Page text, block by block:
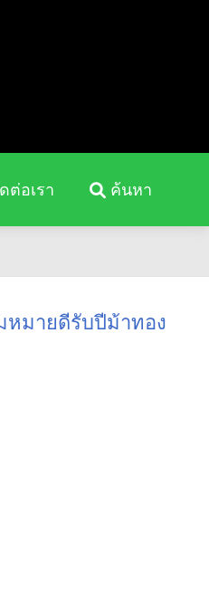
ต่อเรา ค้นหา
หมายดีรับปีม้าทอง